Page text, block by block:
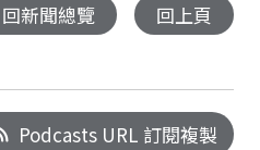
回新聞總覽 回上頁
Podcasts URL 訂閱複製